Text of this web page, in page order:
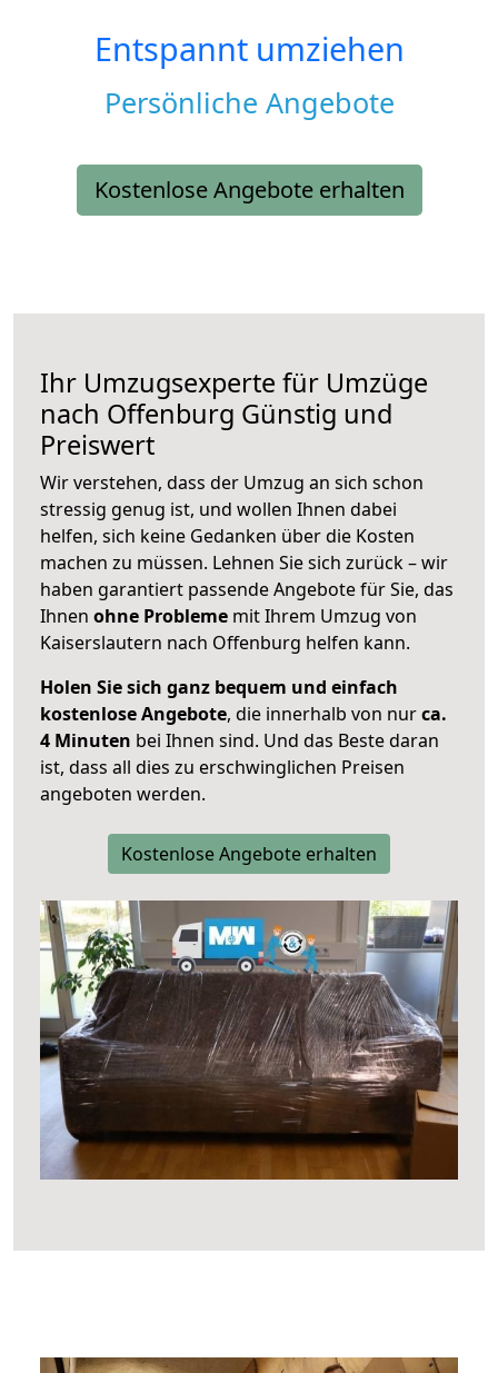
Entspannt umziehen
Persönliche Angebote
Kostenlose Angebote erhalten
Ihr Umzugsexperte für Umzüge
nach Offenburg Günstig und
Preiswert
Wir verstehen, dass der Umzug an sich schon
stressig genug ist, und wollen Ihnen dabei
helfen, sich keine Gedanken über die Kosten
machen zu müssen. Lehnen Sie sich zurück – wir
haben garantiert passende Angebote für Sie, das
Ihnen ohne Probleme mit Ihrem Umzug von
Kaiserslautern nach Offenburg helfen kann.
Holen Sie sich ganz bequem und einfach
kostenlose Angebote, die innerhalb von nurca.
4 Minuten bei Ihnen sind. Und das Beste daran
ist, dass all dies zu erschwinglichen Preisen
angeboten werden.
Kostenlose Angebote erhalten